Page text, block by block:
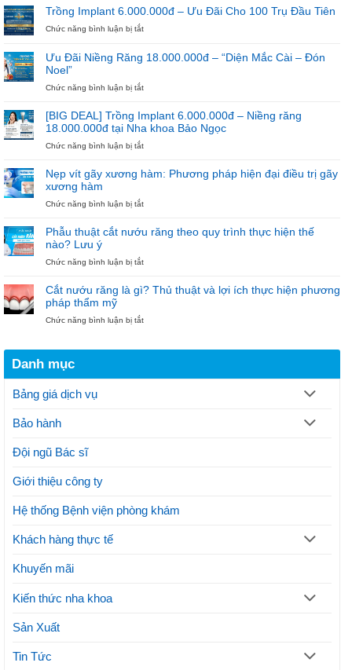
Chưa
Bắt
Đầu
Răng
MỪNG
NGÀY
27/2
NGÀY
VIỆT
Trồng Implant 6.000.000đ – Ưu Đãi Cho 100 Trụ Đầu Tiên
Chức năng bình luận bị tắtở
6.000.000đ
Ưu
Cho
100
Trụ
Đầu
Ưu Đãi Niềng Răng 18.000.000đ – “Diện Mắc Cài – Đón
Noel”
Chức năng bình luận bị tắtở
Niềng
Răng
18.000.000đ
“Diện
–
Noel”
[BIG DEAL] Trồng Implant 6.000.000đ – Niềng răng
18.000.000đ tại Nha khoa Bảo Ngọc
Chức năng bình luận bị tắtở
DEAL]
Trồng
6.000.000đ
Niềng
tại
khoa
Nẹp vít gãy xương hàm: Phương pháp hiện đại điều trị gãy
xương hàm
Chức năng bình luận bị tắtở
gãy
hàm:
pháp
điều
Phẫu thuật cắt nướu răng theo quy trình thực hiện thế
nào? Lưu ý
Chức năng bình luận bị tắtở
thuật
cắt
răng
hiện
Cắt nướu răng là gì? Thủ thuật và lợi ích thực hiện phương
pháp thẩm mỹ
Chức năng bình luận bị tắtở
gì?
mỹ
Danh mục
Bảng giá dịch vụ
Bảo hành
Đội ngũ Bác sĩ
Giới thiệu công ty
Hệ thống Bệnh viện phòng khám
Khách hàng thực tế
Khuyến mãi
Kiến thức nha khoa
Sản Xuất
Tin Tức